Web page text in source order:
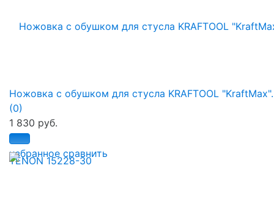
избранное сравнить
Ножовка с обушком для стусла KRAFTOOL
(0)
1 830 руб.